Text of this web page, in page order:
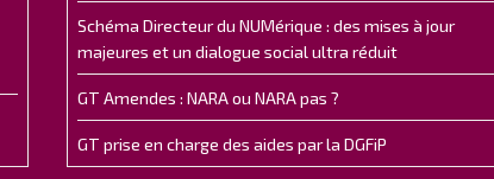
Schéma Directeur du NUMérique : des mises à jour
majeures et un dialogue social ultra réduit
GT Amendes : NARA ou NARA pas ?
GT prise en charge des aides par la DGFiP